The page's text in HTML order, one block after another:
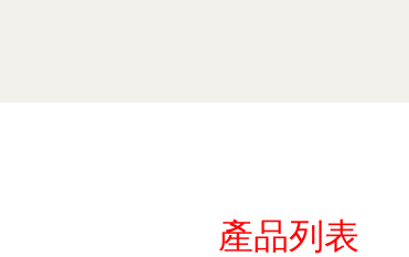
產品列表